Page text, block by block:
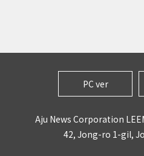
PC ver
Aju News Corporation
42, Jong-ro 1-gil,